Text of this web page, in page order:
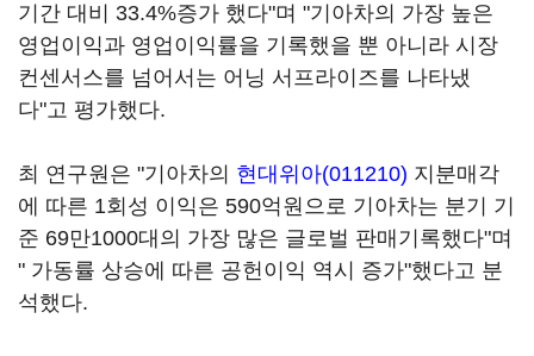
기간 대비 33.4%증가 했다"며 "기아차의 가장 높은
영업이익과 영업이익률을 기록했을 뿐 아니라 시장
컨센서스를 넘어서는 어닝 서프라이즈를 나타냈
다"고 평가했다.
최 연구원은 "기아차의 현대위아(011210) 지분매각
에 따른 1회성 이익은 590억원으로 기아차는 분기 기
준 69만1000대의 가장 많은 글로벌 판매기록했다"며
" 가동률 상승에 따른 공헌이익 역시 증가"했다고 분
석했다.